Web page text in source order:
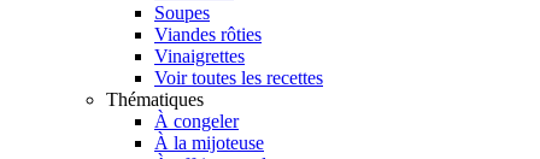
Soupes
Viandes rôties
Vinaigrettes
Voir toutes les recettes
Thématiques
À congeler
À la mijoteuse